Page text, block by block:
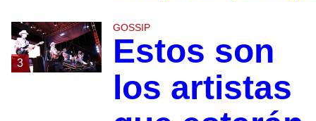
3
GOSSIP
Estos son
los artistas